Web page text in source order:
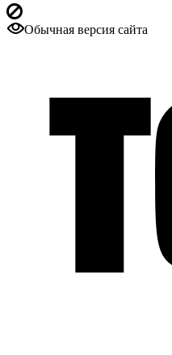
Обычная версия сайта